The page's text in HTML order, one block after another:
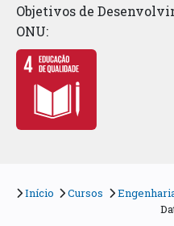
Objetivos de
ONU:
Início Cursos